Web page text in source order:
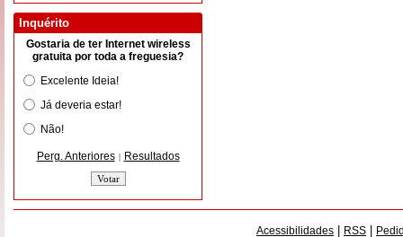
Inquérito
Gostaria de ter Internet wireless
gratuita por toda a freguesia?
Excelente Ideia!
Já deveria estar!
Não!
Perg. Anteriores | Resultados
Acessibilidades RSS